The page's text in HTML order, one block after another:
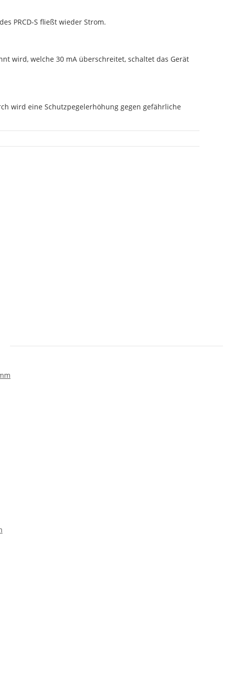
PRCD-S fließt wieder Strom.
wird, welche 30 mA überschreitet, schaltet das Gerät
wird eine Schutzpegelerhöhung gegen gefährliche